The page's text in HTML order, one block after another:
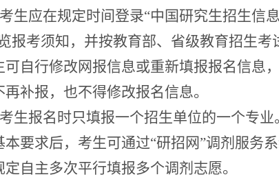
生应在规定时间登录“中国研究生招生信
报考须知，并按教育部、省级教育招生
可自行修改网报信息或重新填报报名信息
补报，也不得修改报名信息。
生报名时只填报一个招生单位的一个专
本要求后，考生可通过“研招网”调剂服务
自主多次平行填报多个调剂志愿。